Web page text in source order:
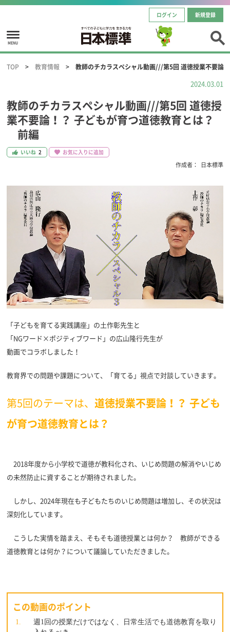
ログイン 新規登録
MENU
TOP 教育情報 教師のチカラスペシャル動画///第5回 道徳授業不要論
教師のチカラスペシャル動画///第5回 道徳授
業不要論！？ 子どもが育つ道徳教育とは？
前編
2024.03.01
いいね 2 お気に入りに追加
作成者： 日本標準
「子どもを育てる実践講座」の土作彰先生と
「NGワード×ポジティブワード」の広山隆行先生が
動画でコラボしました！
教育界での問題や課題について、「育てる」視点で対談していきます。
第5回のテーマは、 道徳授業不要論！？ 子ども
が育つ道徳教育とは？
2018年度から小学校で道徳が教科化され、いじめ問題の解消やいじめ
の未然防止に資することが期待されました。
しかし、2024年現在も子どもたちのいじめ問題は増加し、その状況は
深刻化しています。
こうした実情を踏まえ、そもそも道徳授業とは何か？ 教師ができる
道徳教育とは何か？について議論していただきました。
この動画のポイント
週1回の授業だけではなく、日常生活でも道徳教育を取り